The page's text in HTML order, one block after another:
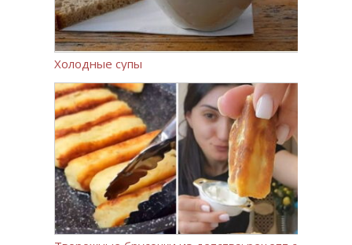
Холодные супы